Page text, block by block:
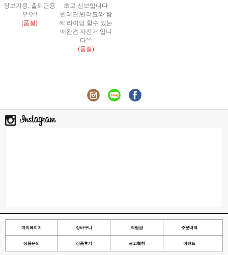
장보기용, 출퇴근용
우수!!
(품절)
초로 선보입니다
반려견,반려묘와 함
께 라이딩 할수 있는
애완견 자전거 입니
다^^
(품절)
마이페이지 장바구니 적립금 주문내역
상품문의 상품후기 광고협찬 이벤트